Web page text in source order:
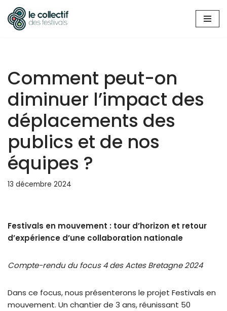
Aller
Comment peut-on
diminuer l’impact des
déplacements des
publics et de nos
équipes ?
13 décembre 2024
Festivals en mouvement : tour d’horizon et retour
d’expérience d’une collaboration nationale
Compte-rendu du focus 4 des Actes Bretagne 2024
Dans ce focus, nous présenterons le projet Festivals en
mouvement. Un chantier de 3 ans, réunissant 50